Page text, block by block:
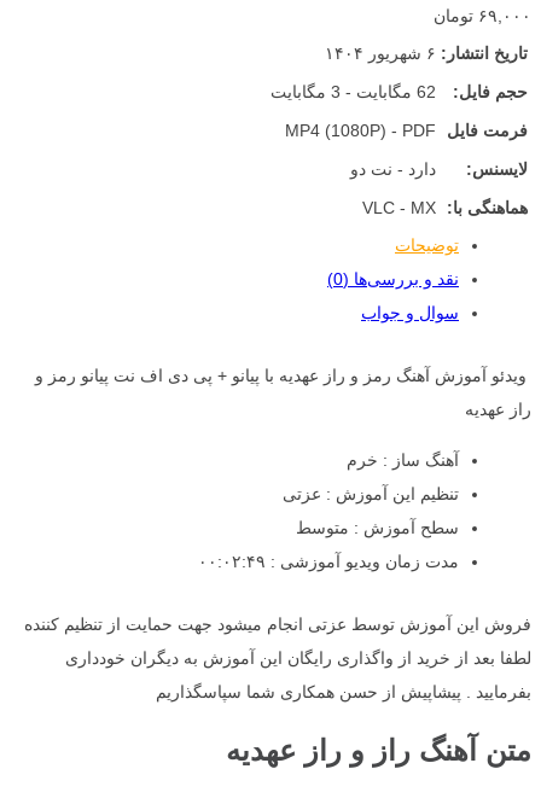
۶۹,۰۰۰ تومان
تاریخ انتشار: ۶ شهریور ۱۴۰۴
حجم فایل:
62 مگابایت - 3 مگابایت
فرمت فایل
MP4 (1080P) - PDF
لایسنس:
دارد - نت دو
هماهنگی با:
VLC - MX
توضیحات
نقد و بررسی‌ها (0)
سوال و جواب
ویدئو آموزش آهنگ رمز و راز عهدیه با پیانو + پی دی اف نت پیانو رمز و
راز عهدیه
آهنگ ساز : خرم
تنظیم این آموزش : عزتی
سطح آموزش : متوسط
مدت زمان ویدیو آموزشی : ۰۰:۰۲:۴۹
فروش این آموزش توسط عزتی انجام میشود جهت حمایت از تنظیم کننده
لطفا بعد از خرید از واگذاری رایگان این آموزش به دیگران خودداری
بفرمایید . پیشاپیش از حسن همکاری شما سپاسگذاریم
متن آهنگ راز و راز عهدیه